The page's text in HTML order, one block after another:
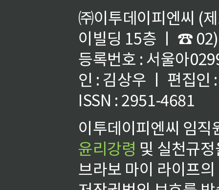
㈜이투데이피엔씨 (
이빌딩 15층 ㅣ ☎
등록번호 : 서울아
인 : 김상우 ㅣ 편집인
ISSN : 2951-4681
이투데이피엔씨 임
윤리강령 및 실천규
브라보 마이 라이프